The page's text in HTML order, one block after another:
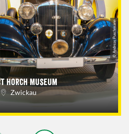
Horch Museum
Zwickau
© Andreas Puschmann